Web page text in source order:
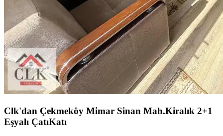
Clk'dan Çekmeköy Mimar Sinan Mah.Kiralık 2+1
Eşyalı ÇatıKatı